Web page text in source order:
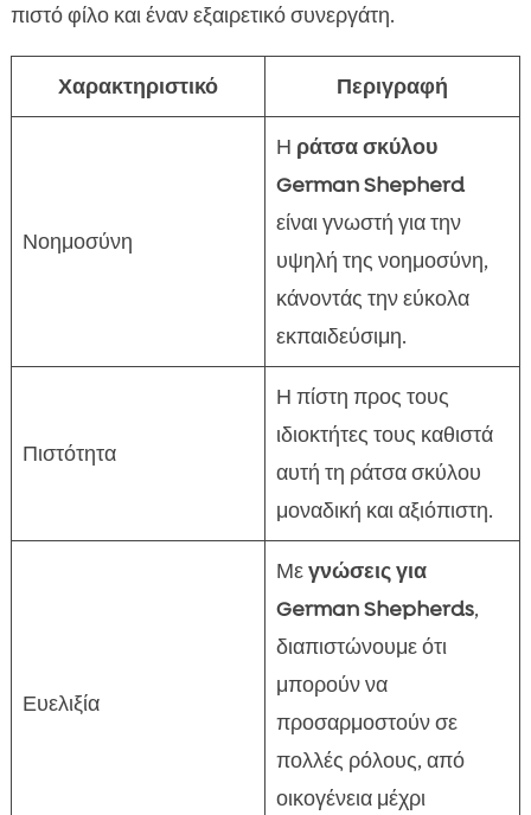
πιστό φίλο και έναν εξαιρετικό συνεργάτη.
Χαρακτηριστικό Περιγραφή
Νοημοσύνη
Η ράτσα σκύλου
German Shepherd
είναι γνωστή για την
υψηλή της νοημοσύνη,
κάνοντάς την εύκολα
εκπαιδεύσιμη.
Πιστότητα
Η πίστη προς τους
ιδιοκτήτες τους καθιστά
αυτή τη ράτσα σκύλου
μοναδική και αξιόπιστη.
Ευελιξία
Μεγνώσεις για
German Shepherds,
διαπιστώνουμε ότι
μπορούν να
προσαρμοστούν σε
πολλές ρόλους, από
οικογένεια μέχρι